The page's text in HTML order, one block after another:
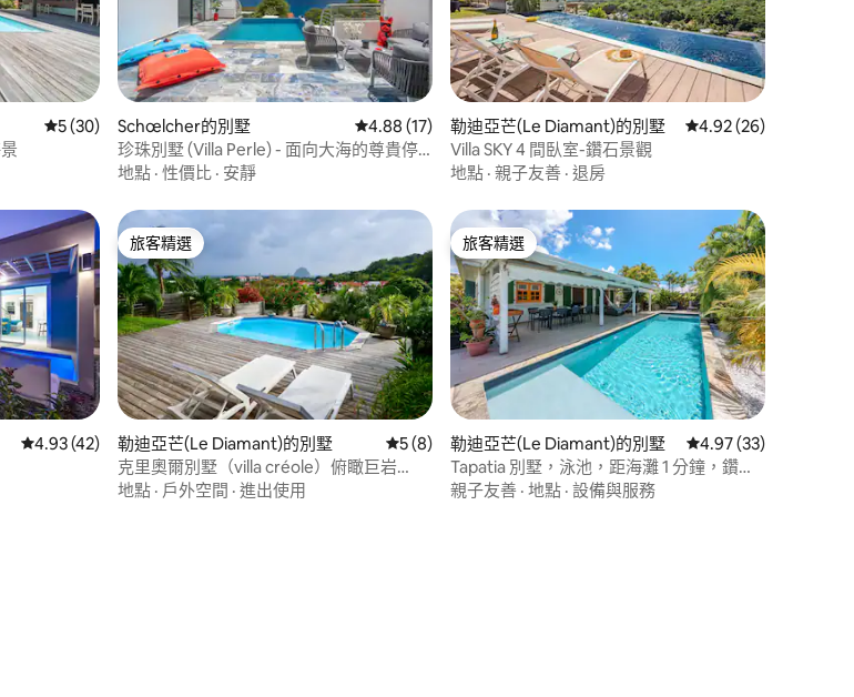
5 分）從 30 則評價中獲得 5 的平均評分（滿分 5 分）
5 (30)
Schœlcher的別墅 從 17 則評價中獲得 4.88 的平均評分（滿分 5 分）
4.88 (17)
珍珠別墅 (Villa Perle) - 面向大海的尊貴停
靠站
地點 · 性價比 · 安靜
勒迪亞芒(Le Diamant)的別墅 從 26 則評價中獲得
4.92 (26)
Villa SKY 4 間臥室-鑽石景觀
地點 · 親子友善 · 退房
分）
從 42 則評價中獲得 4.93 的平均評分（滿分 5 分）
4.93 (42)
旅客精選
旅客精選
勒迪亞芒(Le Diamant)的別墅 從 8 則評價中獲得 5 的平均評分（滿分 5 分）
5 (8)
克里奧爾別墅（villa créole）俯瞰巨岩
（rocher）
地點 · 戶外空間 · 進出使用
旅客精選
旅客精選
勒迪亞芒(Le Diamant)的別墅 從 33 則評價中獲得
4.97 (33)
Tapatia 別墅，泳池，距海灘 1 分鐘，鑽石
級
親子友善 · 地點 · 設備與服務